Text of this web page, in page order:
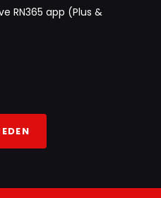
RN365 app (Plus &